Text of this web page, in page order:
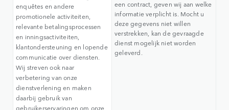
enquêtes en andere
promotionele activiteiten,
relevante betalingsprocessen
en inningsactiviteiten,
klantondersteuning en lopende
communicatie over diensten.
Wij streven ook naar
verbetering van onze
dienstverlening en maken
daarbij gebruik van
een contract, geven wij aan welke
informatie verplicht is. Mocht u
deze gegevens niet willen
verstrekken, kan de gevraagde
dienst mogelijk niet worden
geleverd.